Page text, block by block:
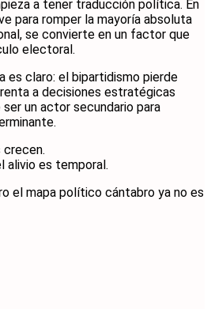
a tener traducción política. En
para romper la mayoría absoluta
se convierte en un factor que
electoral.
es claro: el bipartidismo pierde
a decisiones estratégicas
un actor secundario para
crecen.
alivio es temporal.
el mapa político cántabro ya no es